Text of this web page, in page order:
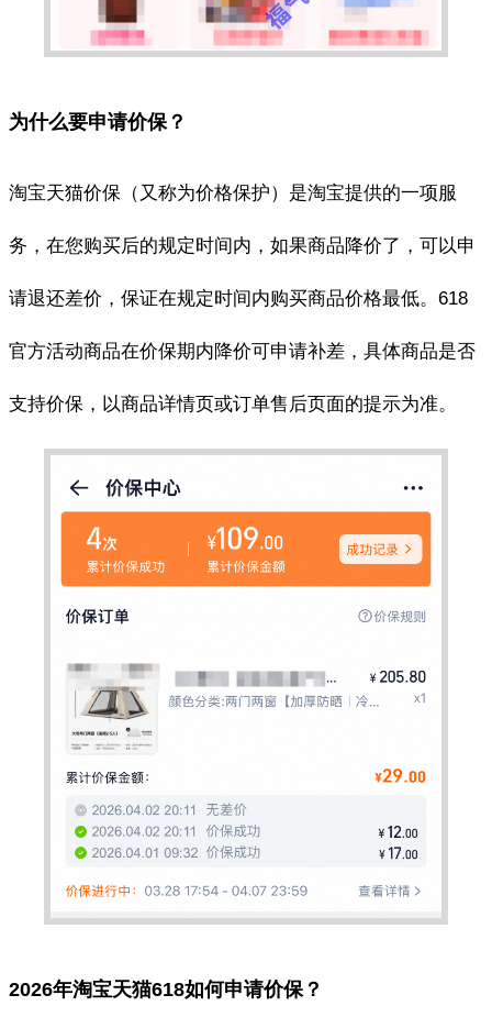
为什么要申请价保？
淘宝天猫价保（又称为价格保护）是淘宝提供的一项服
务，在您购买后的规定时间内，如果商品降价了，可以申
请退还差价，保证在规定时间内购买商品价格最低。618
官方活动商品在价保期内降价可申请补差，具体商品是否
支持价保，以商品详情页或订单售后页面的提示为准。
2026年淘宝天猫618如何申请价保？